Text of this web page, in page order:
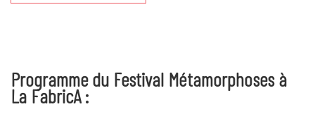
Programme du Festival Métamorphoses à
La FabricA :